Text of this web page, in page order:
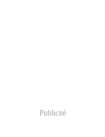
Publicité